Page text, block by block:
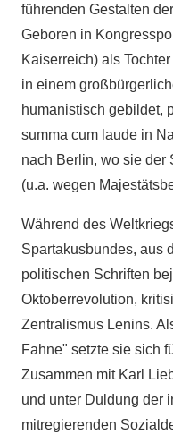
führenden Gestalten
Geboren in
Kaiserreich) als
in einem
humanistisch gebildet,
summa cum laude in
nach Berlin, wo sie der
(u.a. wegen
Während des
Spartakusbundes, aus
politischen Schriften
Oktoberrevolution,
Zentralismus Lenins.
Fahne" setzte sie sich
Zusammen mit Karl
und unter Duldung der
mitregierenden